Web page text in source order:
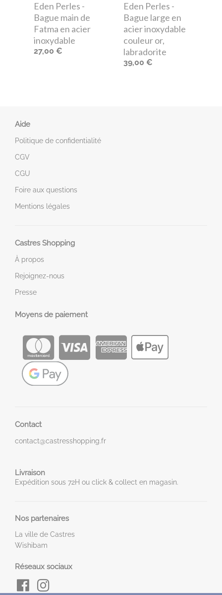
Eden Perles -
Bague main de
Fatma en acier
inoxydable
27,00 €
Eden Perles -
Bague large en
acier inoxydable
couleur or,
labradorite
39,00 €
Aide
Politique de confidentialité
CGV
CGU
Foire aux questions
Mentions légales
Castres Shopping
À propos
Rejoignez-nous
Presse
Moyens de paiement
Contact
contact@castresshopping.fr
Livraison
Expédition sous 72H ou click & collect en magasin.
Nos partenaires
La ville de Castres
Wishibam
Réseaux sociaux